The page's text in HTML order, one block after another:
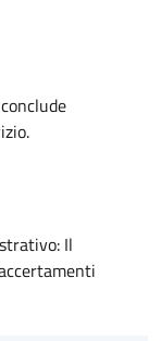
Il